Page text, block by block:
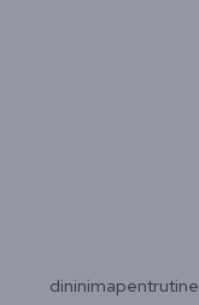
dininimapentrutine